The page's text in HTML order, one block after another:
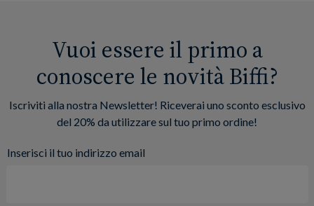
Vuoi essere il primo a
conoscere le novità Biffi?
Iscriviti alla nostra Newsletter! Riceverai uno sconto esclusivo
del 20% da utilizzare sul tuo primo ordine!
Inserisci il tuo indirizzo email